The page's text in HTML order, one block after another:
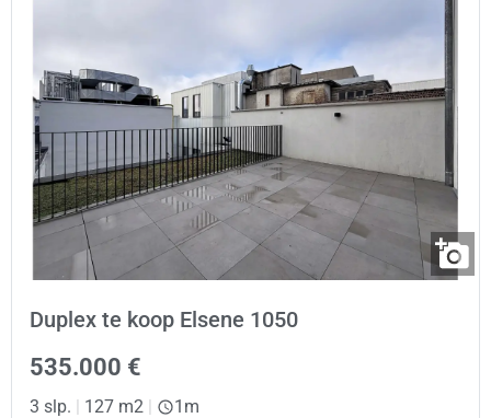
Duplex te koop Elsene 1050
535.000 €
3 slp. | 127 m2 | 1m